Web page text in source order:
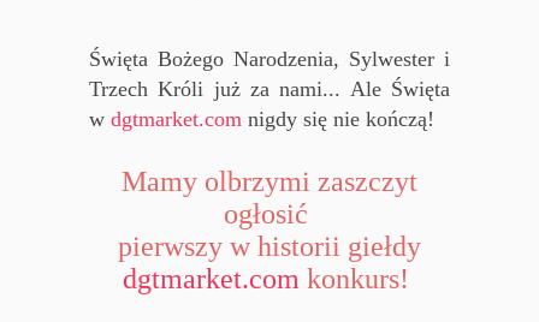
Święta Bożego Narodzenia, Sylwester i
Trzech Króli już za nami... Ale Święta
w dgtmarket.com nigdy się nie kończą!
Mamy olbrzymi zaszczyt
ogłosić
pierwszy w historii giełdy
dgtmarket.com konkurs!